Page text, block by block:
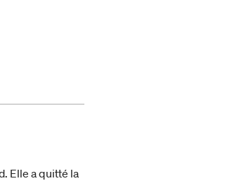
Elle a quitté la